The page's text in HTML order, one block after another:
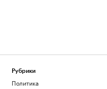
Рубрики
Политика